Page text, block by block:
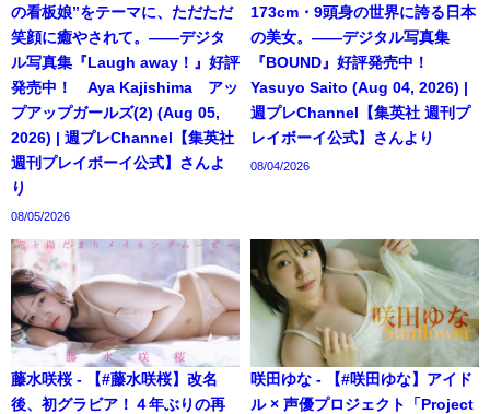
の看板娘”をテーマに、ただただ
笑顔に癒やされて。――デジタ
ル写真集『Laugh away！』好評
発売中！ Aya Kajishima アッ
プアップガールズ(2) (Aug 05,
2026) | 週プレChannel【集英社
週刊プレイボーイ公式】さんよ
り
08/05/2026
173cm・9頭身の世界に誇る日本
の美女。――デジタル写真集
『BOUND』好評発売中！
Yasuyo Saito (Aug 04, 2026) |
週プレChannel【集英社 週刊プ
レイボーイ公式】さんより
08/04/2026
藤水咲桜 - 【#藤水咲桜】改名
後、初グラビア！４年ぶりの再
咲田ゆな - 【#咲田ゆな】アイド
ル × 声優プロジェクト「Project